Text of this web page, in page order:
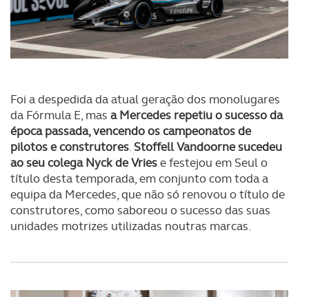
Foi a despedida da atual geração dos monolugares
da Fórmula E, mas a Mercedes repetiu o sucesso da
época passada, vencendo os campeonatos de
pilotos e construtores. Stoffell Vandoorne sucedeu
ao seu colega Nyck de Vriese festejou em Seul o
título desta temporada, em conjunto com toda a
equipa da Mercedes, que não só renovou o título de
construtores, como saboreou o sucesso das suas
unidades motrizes utilizadas noutras marcas.